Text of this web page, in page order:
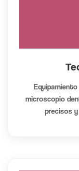
microscopio
precisos